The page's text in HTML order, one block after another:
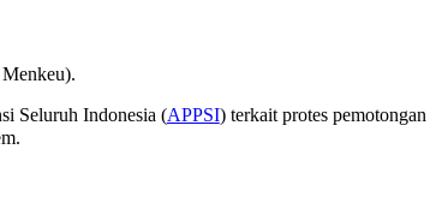
Seluruh Indonesia (APPSI) terkait protes pemotongan